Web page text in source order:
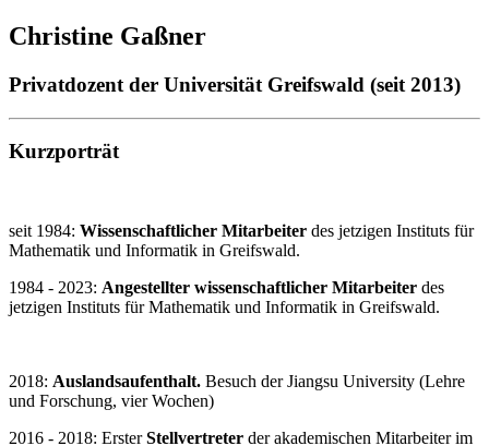
Christine Gaßner
Privatdozent der Universität Greifswald (seit 2013)
Kurzporträt
seit 1984: Wissenschaftlicher Mitarbeiter des jetzigen Instituts für
Mathematik und Informatik in Greifswald.
1984 - 2023: Angestellter wissenschaftlicher Mitarbeiter des
jetzigen Instituts für Mathematik und Informatik in Greifswald.
2018: Auslandsaufenthalt. Besuch der Jiangsu University (Lehre
und Forschung, vier Wochen)
2016 - 2018: ErsterStellvertreter der akademischen Mitarbeiter im